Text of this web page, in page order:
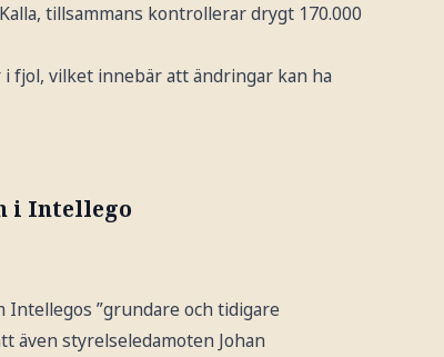
tillsammans kontrollerar drygt 170.000
fjol, vilket innebär att ändringar kan ha
i Intellego
”grundare och tidigare
även styrelseledamoten Johan